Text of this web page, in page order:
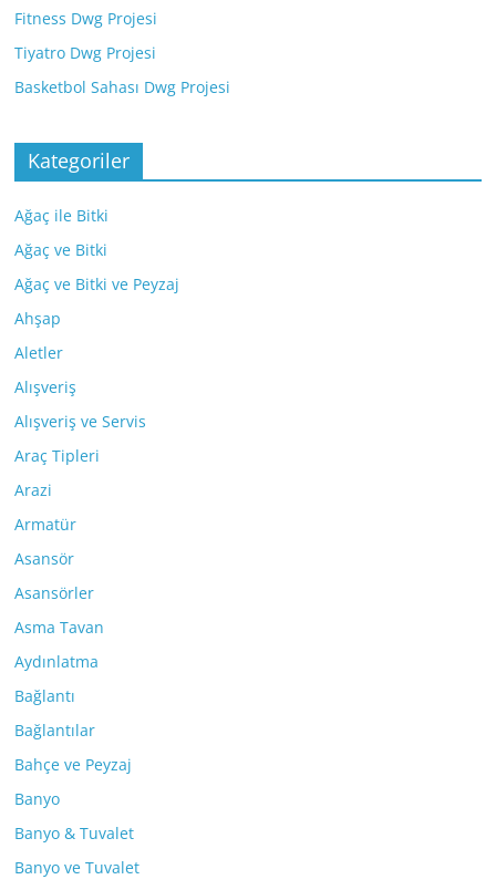
Fitness Dwg Projesi
Tiyatro Dwg Projesi
Basketbol Sahası Dwg Projesi
Kategoriler
Ağaç ile Bitki
Ağaç ve Bitki
Ağaç ve Bitki ve Peyzaj
Ahşap
Aletler
Alışveriş
Alışveriş ve Servis
Araç Tipleri
Arazi
Armatür
Asansör
Asansörler
Asma Tavan
Aydınlatma
Bağlantı
Bağlantılar
Bahçe ve Peyzaj
Banyo
Banyo & Tuvalet
Banyo ve Tuvalet